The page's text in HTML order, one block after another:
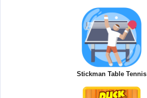
Stickman Table Tennis